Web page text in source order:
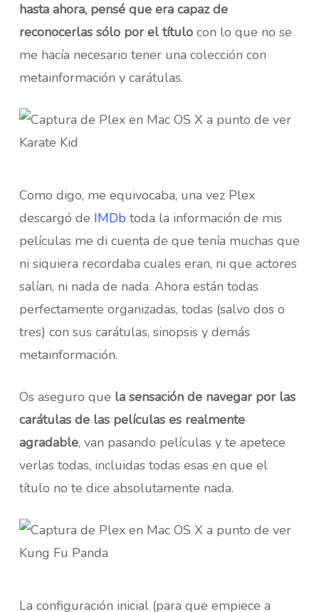
hasta ahora, pensé que era capaz de
reconocerlas sólo por el títulocon lo que no se
me hacía necesario tener una colección con
metainformación y carátulas.
Como digo, me equivocaba, una vez Plex
descargó de IMDb toda la información de mis
películas me di cuenta de que tenía muchas que
ni siquiera recordaba cuales eran, ni que actores
salían, ni nada de nada. Ahora están todas
perfectamente organizadas, todas (salvo dos o
tres) con sus carátulas, sinopsis y demás
metainformación.
Os aseguro que la sensación de navegar por las
carátulas de las películas es realmente
agradable, van pasando películas y te apetece
verlas todas, incluidas todas esas en que el
título no te dice absolutamente nada.
La configuración inicial (para que empiece a